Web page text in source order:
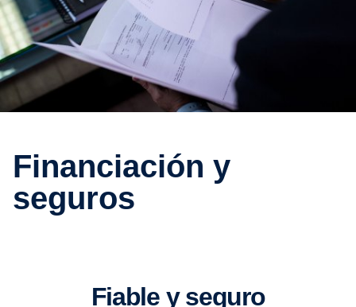
Finan­cia­ción y
seguros
Fiable y seguro